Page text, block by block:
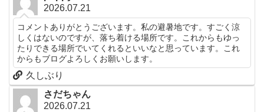
2026.07.21
コメントありがとうございます。私の避暑地です。すごく涼
しくはないのですが、落ち着ける場所です。これからもゆっ
たりできる場所でいてくれるといいなと思っています。これ
からもブログよろしくお願いします。
久しぶり
さだちゃん
2026.07.21